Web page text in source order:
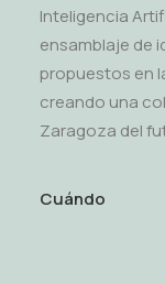
Inteligencia
ensamblaje de
propuestos en
creando una
Zaragoza del
Cuándo